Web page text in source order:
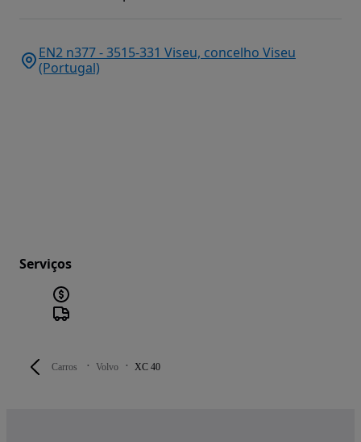
Carros Volvo XC 40
EN2 n377 - 3515-331 Viseu, concelho Viseu
(Portugal)
Serviços